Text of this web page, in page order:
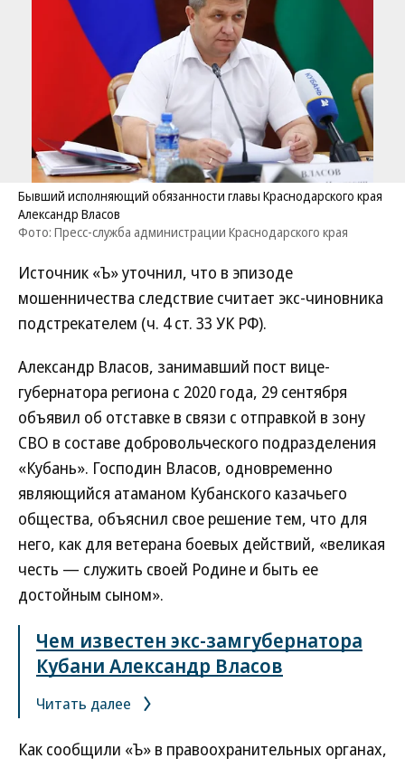
Бывший исполняющий обязанности главы Краснодарского края
Александр Власов
Фото: Пресс-служба администрации Краснодарского края
Источник «Ъ» уточнил, что в эпизоде
мошенничества следствие считает экс-чиновника
подстрекателем (ч. 4 ст. 33 УК РФ).
Александр Власов, занимавший пост вице-
губернатора региона с 2020 года, 29 сентября
объявил об отставке в связи с отправкой в зону
СВО в составе добровольческого подразделения
«Кубань». Господин Власов, одновременно
являющийся атаманом Кубанского казачьего
общества, объяснил свое решение тем, что для
него, как для ветерана боевых действий, «великая
честь — служить своей Родине и быть ее
достойным сыном».
Чем известен экс-замгубернатора
Кубани Александр Власов
Читать далее
Как сообщили «Ъ» в правоохранительных органах,